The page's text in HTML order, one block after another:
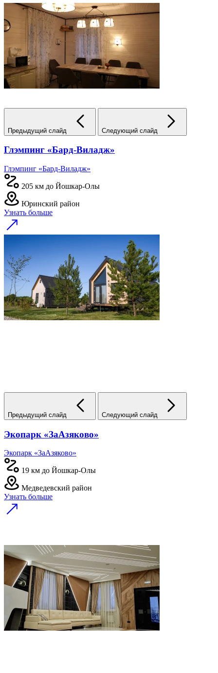
Предыдущий слайд Следующий слайд
Глэмпинг «Бард-Виладж»
Глэмпинг «Бард-Виладж»
205 км до Йошкар-Олы
Юринский район
Узнать больше
Предыдущий слайд Следующий слайд
Экопарк «ЗаАзяково»
Экопарк «ЗаАзяково»
19 км до Йошкар-Олы
Медведевский район
Узнать больше